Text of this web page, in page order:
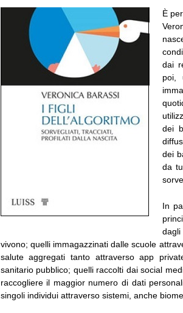
È
dai
poi,
dei
dei
da
In
vivono; quelli immagazzinati dalle scuole
salute aggregati tanto attraverso app
sanitario pubblico; quelli raccolti dai social
raccogliere il maggior numero di dati
singoli individui attraverso sistemi, anche